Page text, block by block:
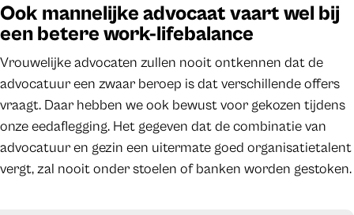
Ook mannelijke advocaat vaart wel bij
een betere work-lifebalance
Vrouwelijke advocaten zullen nooit ontkennen dat de
advocatuur een zwaar beroep is dat verschillende offers
vraagt. Daar hebben we ook bewust voor gekozen tijdens
onze eedaflegging. Het gegeven dat de combinatie van
advocatuur en gezin een uitermate goed organisatietalent
vergt, zal nooit onder stoelen of banken worden gestoken.